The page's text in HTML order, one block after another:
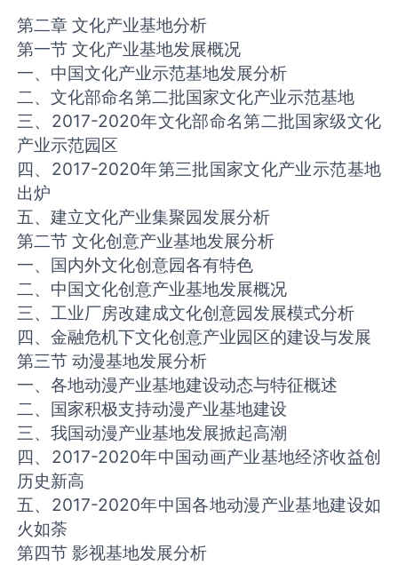
第二章 文化产业基地分析
第一节 文化产业基地发展概况
一、中国文化产业示范基地发展分析
二、文化部命名第二批国家文化产业示范基地
三、2017-2020年文化部命名第二批国家级文化
产业示范园区
四、2017-2020年第三批国家文化产业示范基地
出炉
五、建立文化产业集聚园发展分析
第二节 文化创意产业基地发展分析
一、国内外文化创意园各有特色
二、中国文化创意产业基地发展概况
三、工业厂房改建成文化创意园发展模式分析
四、金融危机下文化创意产业园区的建设与发展
第三节 动漫基地发展分析
一、各地动漫产业基地建设动态与特征概述
二、国家积极支持动漫产业基地建设
三、我国动漫产业基地发展掀起高潮
四、2017-2020年中国动画产业基地经济收益创
历史新高
五、2017-2020年中国各地动漫产业基地建设如
火如荼
第四节 影视基地发展分析